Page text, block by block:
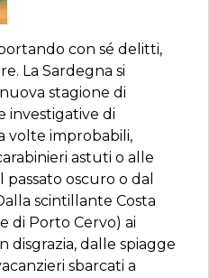
con sé delitti,
La Sardegna si
stagione di
investigative di
volte improbabili,
astuti o alle
oscuro o dal
scintillante Costa
di Porto Cervo) ai
disgrazia, dalle spiagge
sbarcati a